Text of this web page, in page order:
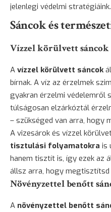
jelenlegi védelmi stratégiáink.
Sáncok és
Vízzel körülvett sáncok
A vízzel körülvett sáncok
bírnak. A víz az érzelmek
gyakran érzelmi védelemről
túlságosan elzárkóztál
– szükséged van arra, hogy
A vizesárok és vízzel
tisztulási folyamatokra is
hanem tisztít is, így ezek az
állsz arra, hogy
Növényzettel benőtt
A növényzettel benőtt